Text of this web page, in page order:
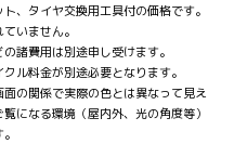
、タイヤ交換用工具付の価格です。
いません。
諸費用は別途申し受けます。
ル料金が別途必要となります。
の関係で実際の色とは異なって見え
になる環境（屋内外、光の角度等）